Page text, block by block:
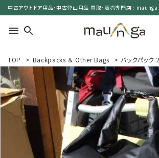
中古アウトドア用品・中古登山用品 買取・販売専門店 :
menu search
search
カテゴリーで選ぶ
サイズで選ぶ
特集で選ぶ
TOP > Backpacks ＆ Other Bags > バックパック